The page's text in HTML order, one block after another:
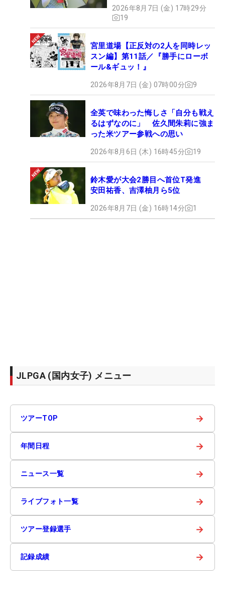
2026年8月7日 (金) 17時29分
19
宮里道場【正反対の2人を同時レッ
スン編】第11話／『勝手にローボ
ール&ギュッ！』
2026年8月7日 (金) 07時00分 9
全英で味わった悔しさ「自分も戦え
るはずなのに」 佐久間朱莉に強ま
った米ツアー参戦への思い
2026年8月6日 (木) 16時45分 19
鈴木愛が大会2勝目へ首位T発進
安田祐香、吉澤柚月ら5位
2026年8月7日 (金) 16時14分 1
JLPGA (国内女子) メニュー
ツアーTOP →
年間日程 →
ニュース一覧 →
ライブフォト一覧 →
ツアー登録選手 →
記録成績 →